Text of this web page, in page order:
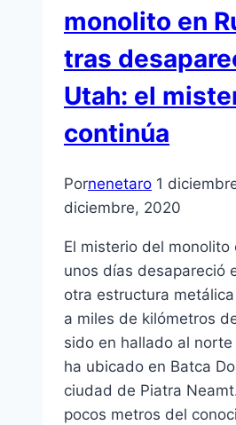
monolito en
tras
Utah: el
continúa
Pornenetaro 1
diciembre, 2020
El misterio del monolito
unos días desapareció
otra estructura
a miles de kilómetros
sido en hallado al norte
ha ubicado en Batca
ciudad de Piatra
pocos metros del